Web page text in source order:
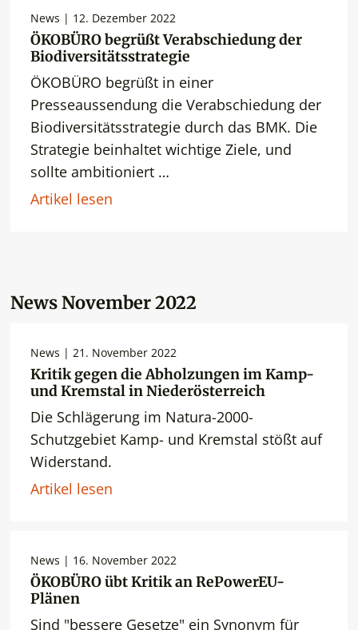
News | 12. Dezember 2022
ÖKOBÜRO begrüßt Verabschiedung der
Biodiversitätsstrategie
ÖKOBÜRO begrüßt in einer
Presseaussendung die Verabschiedung der
Biodiversitätsstrategie durch das BMK. Die
Strategie beinhaltet wichtige Ziele, und
sollte ambitioniert …
Artikel lesen
News November 2022
News | 21. November 2022
Kritik gegen die Abholzungen im Kamp-
und Kremstal in Niederösterreich
Die Schlägerung im Natura-2000-
Schutzgebiet Kamp- und Kremstal stößt auf
Widerstand.
Artikel lesen
News | 16. November 2022
ÖKOBÜRO übt Kritik an RePowerEU-
Plänen
Sind "bessere Gesetze" ein Synonym für